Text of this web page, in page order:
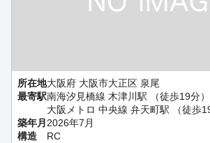
所在地大阪府 大阪市大正区 泉尾
最寄駅南海汐見橋線 木津川駅 （徒歩19分）
大阪メトロ 中央線 弁天町駅 （徒歩19
築年月 2026年7月
構造
RC